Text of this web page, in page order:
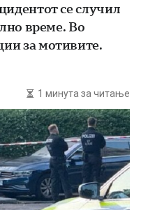
се случил
време. Во
за мотивите.
1 минута за читање